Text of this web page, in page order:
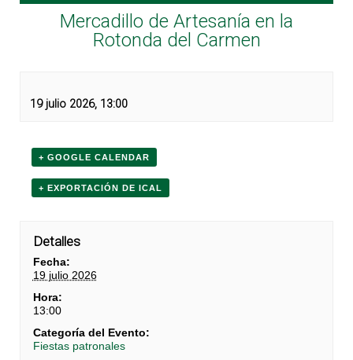
Mercadillo de Artesanía en la
Rotonda del Carmen
19 julio 2026, 13:00
+ GOOGLE CALENDAR
+ EXPORTACIÓN DE ICAL
Detalles
Fecha:
19 julio 2026
Hora:
13:00
Categoría del Evento:
Fiestas patronales